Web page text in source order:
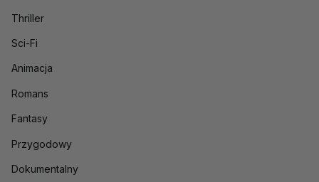
Thriller
Sci-Fi
Animacja
Romans
Fantasy
Przygodowy
Dokumentalny